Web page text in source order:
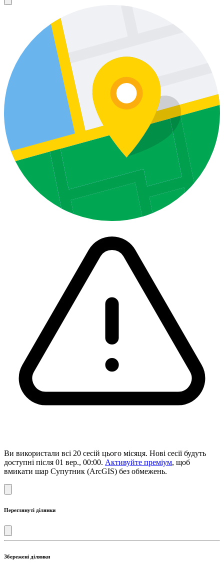
Ви використали всі 20 сесій цього місяця. Нові сесії будуть
доступні після 01 вер., 00:00. Активуйте преміум, щоб
вмикати шар Супутник (ArcGIS) без обмежень.
Переглянуті ділянки
Збережені ділянки